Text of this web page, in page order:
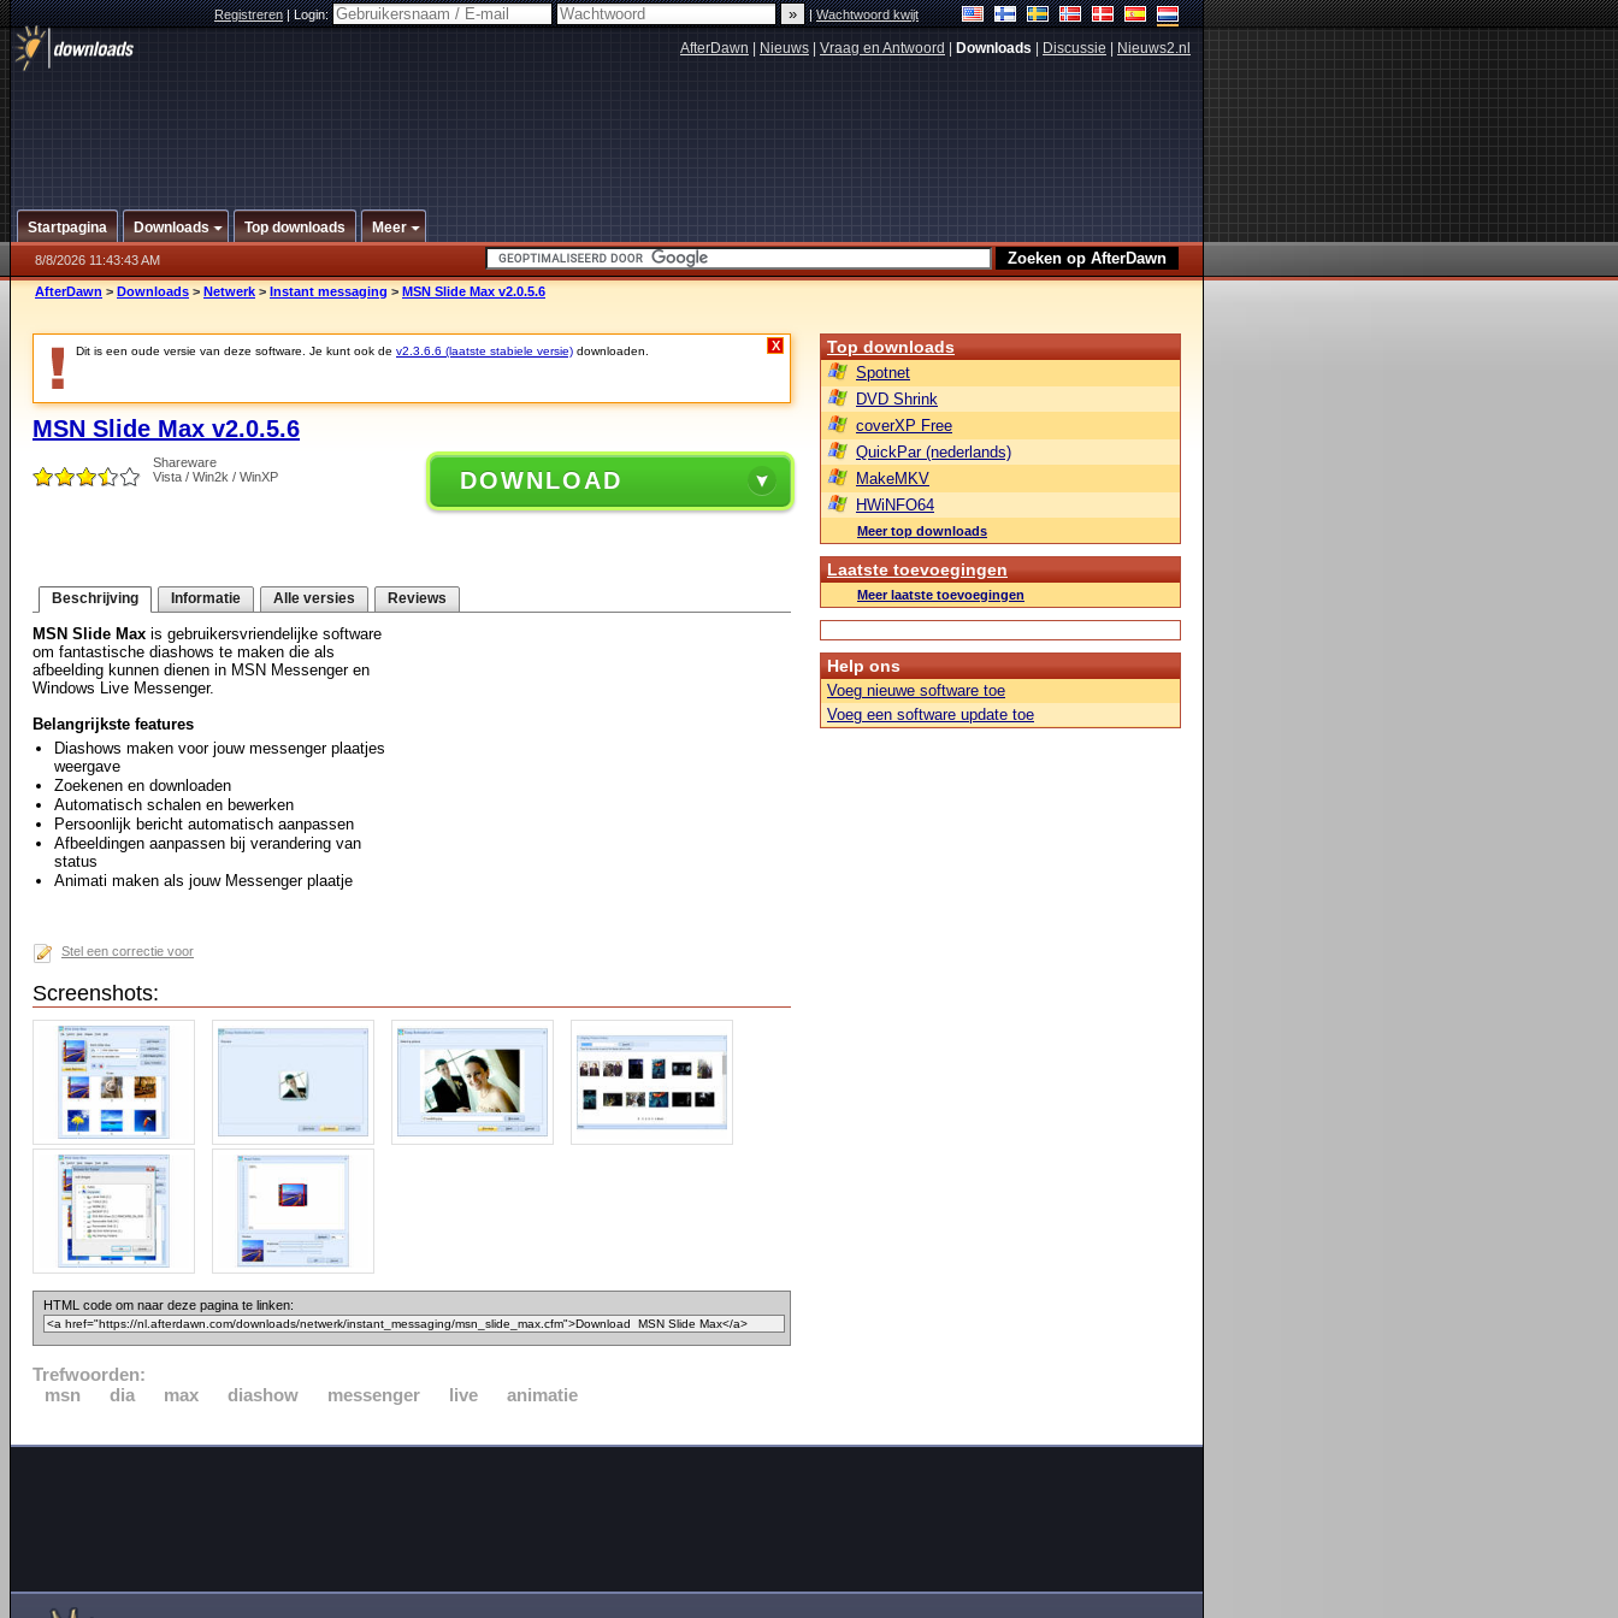
Registreren|Login: |Wachtwoord kwijt
AfterDawn Nieuws Vraag en Antwoord Downloads Discussie Nieuws2.nl
Startpagina Downloads Top downloads Meer
8/8/2026 11:43:43 AM
AfterDawn > Downloads > Netwerk > Instant messaging > MSN Slide Max v2.0.5.6
Dit is een oude versie van deze software. Je kunt ook de v2.3.6.6 (laatste stabiele versie) downloaden. X
MSN Slide Max v2.0.5.6
Shareware
Vista / Win2k / WinXP
DOWNLOAD
Beschrijving Informatie Alle versies Reviews
MSN Slide Max is gebruikersvriendelijke software
om fantastische diashows te maken die als
afbeelding kunnen dienen in MSN Messenger en
Windows Live Messenger.
Belangrijkste features
Diashows maken voor jouw messenger plaatjes
weergave
Zoekenen en downloaden
Automatisch schalen en bewerken
Persoonlijk bericht automatisch aanpassen
Afbeeldingen aanpassen bij verandering van
status
Animati maken als jouw Messenger plaatje
Stel een correctie voor
Screenshots:
HTML code om naar deze pagina te linken:
Trefwoorden:
msn
dia max diashow messenger live animatie
Top downloads
Spotnet
DVD Shrink
coverXP Free
QuickPar (nederlands)
MakeMKV
HWiNFO64
Meer top downloads
Laatste toevoegingen
Meer laatste toevoegingen
Help ons
Voeg nieuwe software toe
Voeg een software update toe